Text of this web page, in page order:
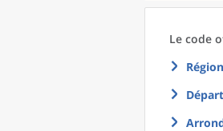
Le code
Région